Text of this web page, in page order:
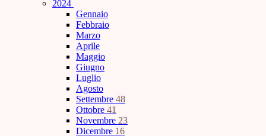
2024
Gennaio
Febbraio
Marzo
Aprile
Maggio
Giugno
Luglio
Agosto
Settembre 48
Ottobre 41
Novembre 23
Dicembre 16